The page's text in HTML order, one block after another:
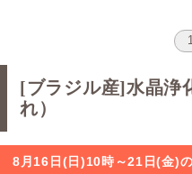
[ブラジル産]水晶浄
れ）
8月16日(日)10時～21日(金)